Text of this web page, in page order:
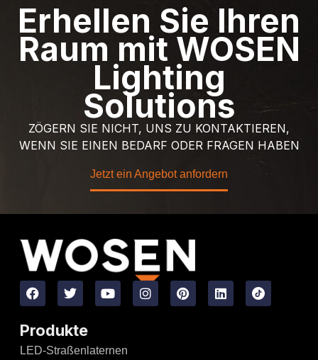
Erhellen Sie Ihren
Raum mit WOSEN
Lighting
Solutions
ZÖGERN SIE NICHT, UNS ZU KONTAKTIEREN,
WENN SIE EINEN BEDARF ODER FRAGEN HABEN
Jetzt ein Angebot anfordern
Produkte
LED-Straßenlaternen